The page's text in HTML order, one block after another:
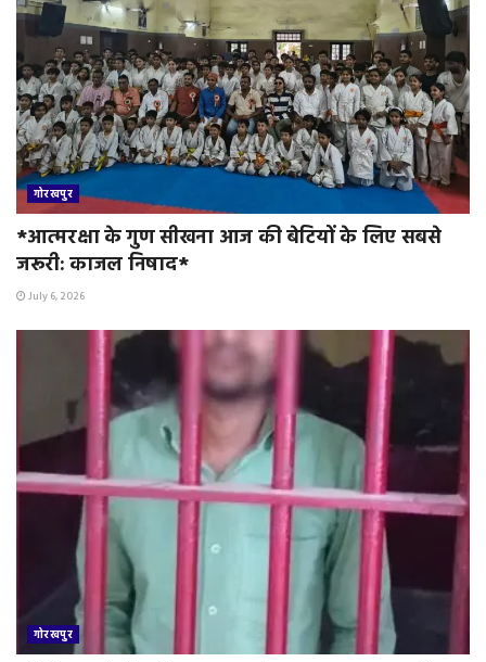
गोरखपुर
*आत्मरक्षा के गुण सीखना आज की बेटियों के लिए सबसे
जरूरी: काजल निषाद*
July 6, 2026
गोरखपुर